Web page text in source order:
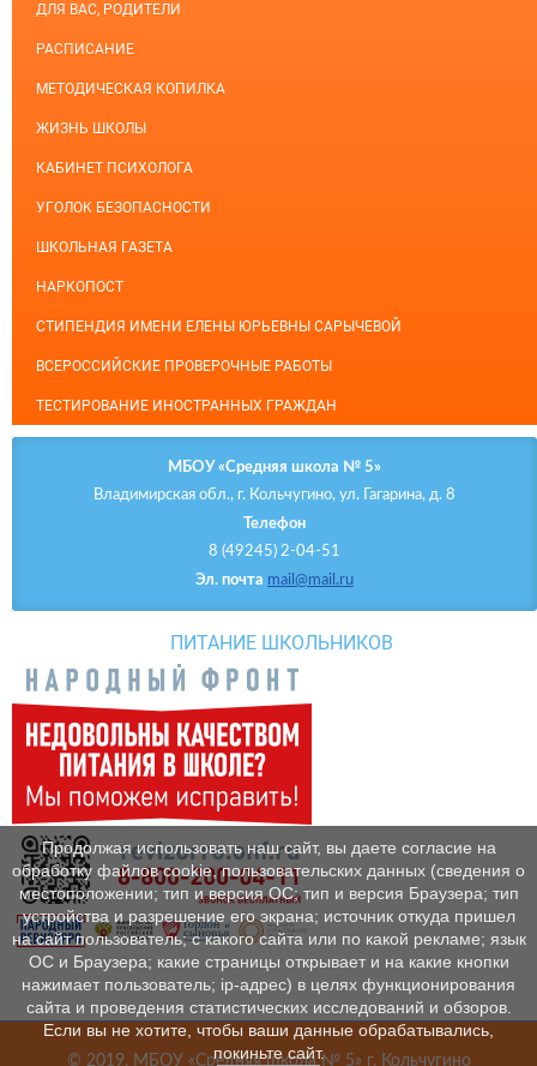
ДЛЯ ВАС, РОДИТЕЛИ
РАСПИСАНИЕ
МЕТОДИЧЕСКАЯ КОПИЛКА
ЖИЗНЬ ШКОЛЫ
КАБИНЕТ ПСИХОЛОГА
УГОЛОК БЕЗОПАСНОСТИ
ШКОЛЬНАЯ ГАЗЕТА
НАРКОПОСТ
СТИПЕНДИЯ ИМЕНИ ЕЛЕНЫ ЮРЬЕВНЫ САРЫЧЕВОЙ
ВСЕРОССИЙСКИЕ ПРОВЕРОЧНЫЕ РАБОТЫ
ТЕСТИРОВАНИЕ ИНОСТРАННЫХ ГРАЖДАН
МБОУ «Средняя школа № 5»
Владимирская обл., г. Кольчугино, ул. Гагарина, д. 8
Телефон
8 (49245) 2-04-51
Эл. почта mail@mail.ru
ПИТАНИЕ ШКОЛЬНИКОВ
© 2019, МБОУ «Средняя школа № 5» г. Кольчугино
Продолжая использовать наш сайт, вы даете согласие на
обработку файлов cookie, пользовательских данных (сведения о
местоположении; тип и версия ОС; тип и версия Браузера; тип
устройства и разрешение его экрана; источник откуда пришел
на сайт пользователь; с какого сайта или по какой рекламе; язык
ОС и Браузера; какие страницы открывает и на какие кнопки
нажимает пользователь; ip-адрес) в целях функционирования
сайта и проведения статистических исследований и обзоров.
Если вы не хотите, чтобы ваши данные обрабатывались,
покиньте сайт.